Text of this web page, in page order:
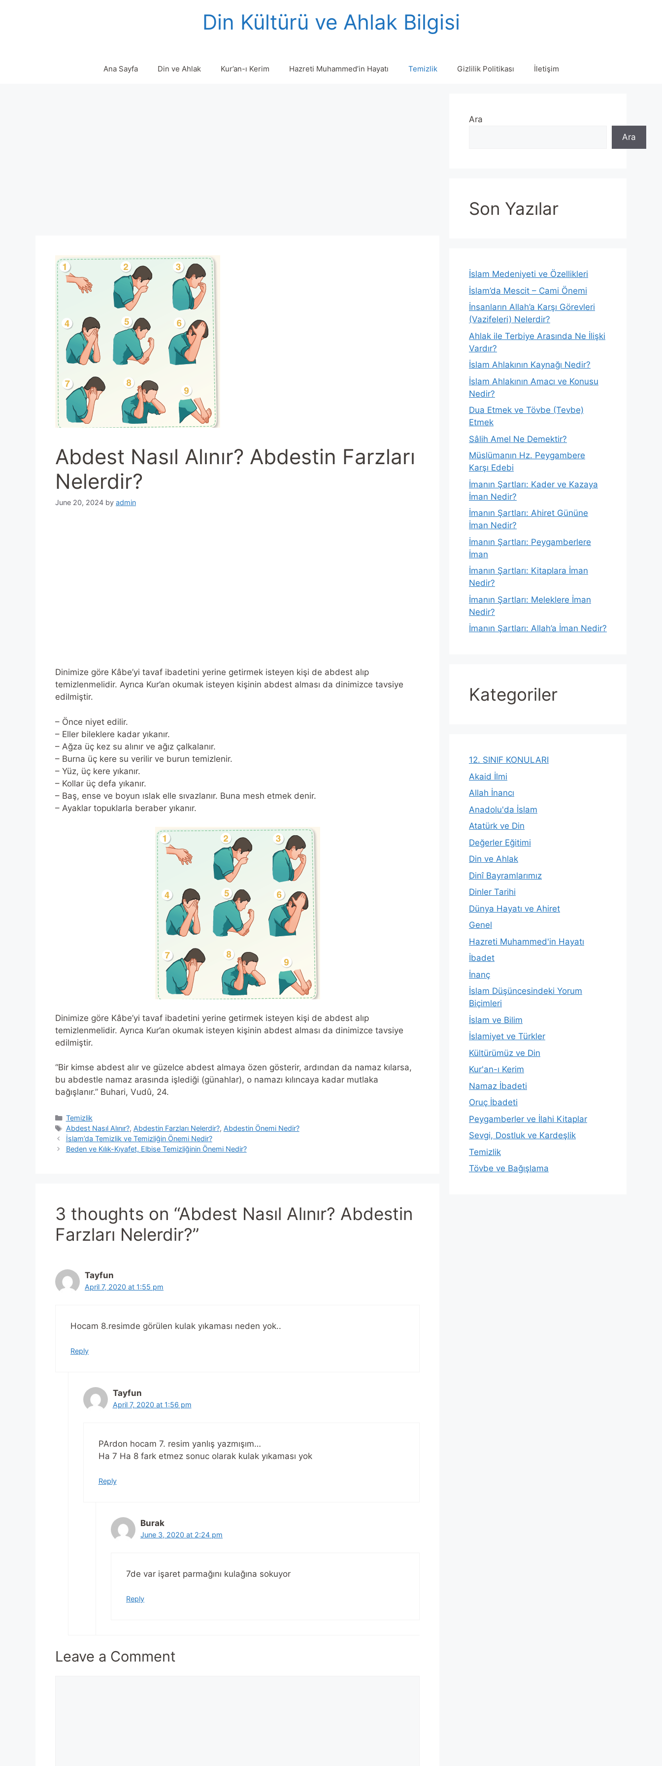
Din Kültürü ve Ahlak Bilgisi
Ana Sayfa Din ve Ahlak Kur’an-ı Kerim Hazreti Muhammed’in Hayatı Temizlik Gizlilik Politikası İletişim
Abdest Nasıl Alınır? Abdestin Farzları
Nelerdir?
June 20, 2024 by admin
Dinimize göre Kâbe’yi tavaf ibadetini yerine getirmek isteyen kişi de abdest alıp
temizlenmelidir. Ayrıca Kur’an okumak isteyen kişinin abdest alması da dinimizce tavsiye
edilmiştir.
– Önce niyet edilir.
– Eller bileklere kadar yıkanır.
– Ağza üç kez su alınır ve ağız çalkalanır.
– Burna üç kere su verilir ve burun temizlenir.
– Yüz, üç kere yıkanır.
– Kollar üç defa yıkanır.
– Baş, ense ve boyun ıslak elle sıvazlanır. Buna mesh etmek denir.
– Ayaklar topuklarla beraber yıkanır.
Dinimize göre Kâbe’yi tavaf ibadetini yerine getirmek isteyen kişi de abdest alıp
temizlenmelidir. Ayrıca Kur’an okumak isteyen kişinin abdest alması da dinimizce tavsiye
edilmiştir.
“Bir kimse abdest alır ve güzelce abdest almaya özen gösterir, ardından da namaz kılarsa,
bu abdestle namaz arasında işlediği (günahlar), o namazı kılıncaya kadar mutlaka
bağışlanır.” Buhari, Vudû, 24.
Categories
Temizlik
Tags
Abdest Nasıl Alınır?, Abdestin Farzları Nelerdir?, Abdestin Önemi Nedir?
İslam’da Temizlik ve Temizliğin Önemi Nedir?
Beden ve Kılık-Kıyafet, Elbise Temizliğinin Önemi Nedir?
3 thoughts on “Abdest Nasıl Alınır? Abdestin
Farzları Nelerdir?”
Tayfun
April 7, 2020 at 1:55 pm
Hocam 8.resimde görülen kulak yıkaması neden yok..
Reply
Tayfun
April 7, 2020 at 1:56 pm
PArdon hocam 7. resim yanlış yazmışım…
Ha 7 Ha 8 fark etmez sonuc olarak kulak yıkaması yok
Reply
Burak
June 3, 2020 at 2:24 pm
7de var işaret parmağını kulağına sokuyor
Reply
Leave a Comment
Ara
Ara
Son Yazılar
İslam Medeniyeti ve Özellikleri
İslam’da Mescit – Cami Önemi
İnsanların Allah’a Karşı Görevleri
(Vazifeleri) Nelerdir?
Ahlak ile Terbiye Arasında Ne İlişki
Vardır?
İslam Ahlakının Kaynağı Nedir?
İslam Ahlakının Amacı ve Konusu
Nedir?
Dua Etmek ve Tövbe (Tevbe)
Etmek
Sâlih Amel Ne Demektir?
Müslümanın Hz. Peygambere
Karşı Edebi
İmanın Şartları: Kader ve Kazaya
İman Nedir?
İmanın Şartları: Ahiret Gününe
İman Nedir?
İmanın Şartları: Peygamberlere
İman
İmanın Şartları: Kitaplara İman
Nedir?
İmanın Şartları: Meleklere İman
Nedir?
İmanın Şartları: Allah’a İman Nedir?
Kategoriler
12. SINIF KONULARI
Akaid İlmi
Allah İnancı
Anadolu'da İslam
Atatürk ve Din
Değerler Eğitimi
Din ve Ahlak
Dinî Bayramlarımız
Dinler Tarihi
Dünya Hayatı ve Ahiret
Genel
Hazreti Muhammed'in Hayatı
İbadet
İnanç
İslam Düşüncesindeki Yorum
Biçimleri
İslam ve Bilim
İslamiyet ve Türkler
Kültürümüz ve Din
Kur'an-ı Kerim
Namaz İbadeti
Oruç İbadeti
Peygamberler ve İlahi Kitaplar
Sevgi, Dostluk ve Kardeşlik
Temizlik
Tövbe ve Bağışlama